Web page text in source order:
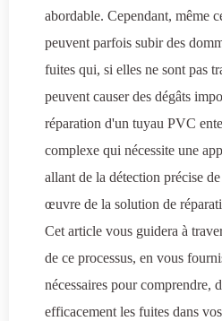
abordable. Cependant, même
peuvent parfois subir des
fuites qui, si elles ne sont pas
peuvent causer des dégâts
réparation d'un tuyau PVC
complexe qui nécessite une
allant de la détection précise
œuvre de la solution de
Cet article vous guidera à
de ce processus, en vous
nécessaires pour comprendre,
efficacement les fuites dans